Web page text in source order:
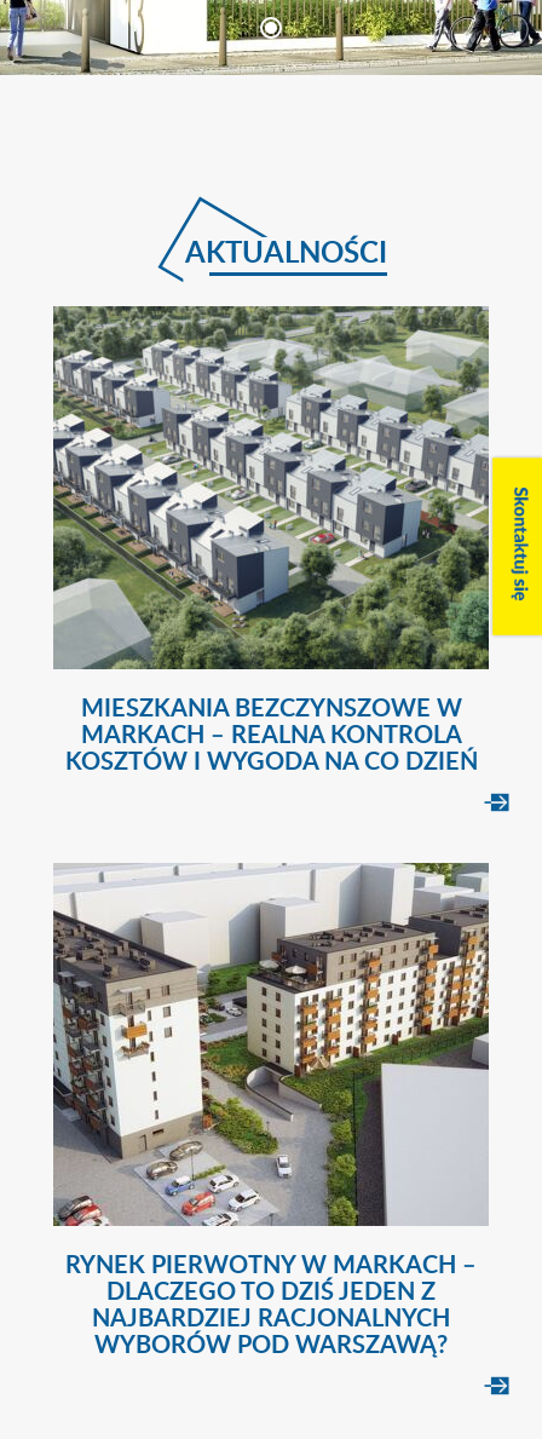
AKTUALNOŚCI
MIESZKANIA BEZCZYNSZOWE W
MARKACH – REALNA KONTROLA
KOSZTÓW I WYGODA NA CO DZIEŃ
RYNEK PIERWOTNY W MARKACH –
DLACZEGO TO DZIŚ JEDEN Z
NAJBARDZIEJ RACJONALNYCH
WYBORÓW POD WARSZAWĄ?